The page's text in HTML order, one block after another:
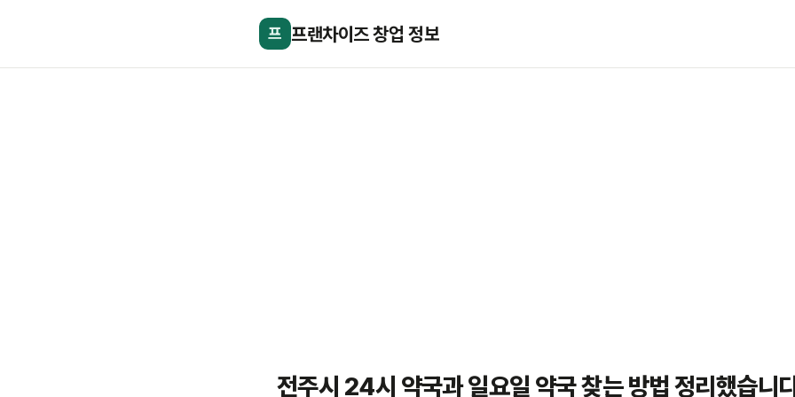
프 프랜차이즈 창업 정보
전주시 24시 약국과 일요일 약국 찾는 방법 정리했습니